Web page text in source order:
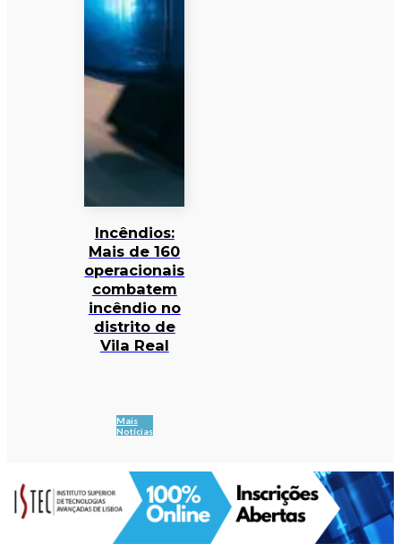
Incêndios:
Mais de 160
operacionais
combatem
incêndio no
distrito de
Vila Real
Mais
Notícias